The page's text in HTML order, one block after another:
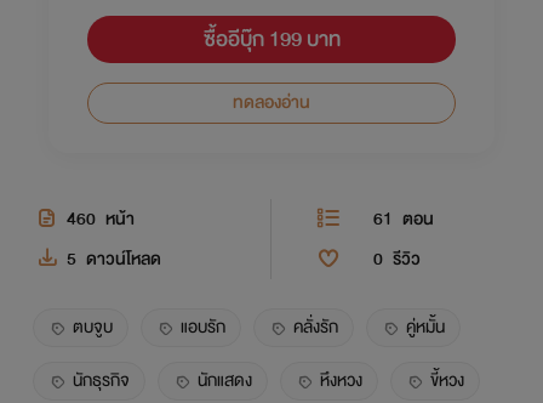
ซื้ออีบุ๊ก 199 บาท
ทดลองอ่าน
460 หน้า 61 ตอน
5 ดาวน์โหลด 0 รีวิว
ตบจูบ แอบรัก คลั่งรัก
คู่หมั้น
นักธุรกิจ
นักแสดง หึงหวง ขี้หวง